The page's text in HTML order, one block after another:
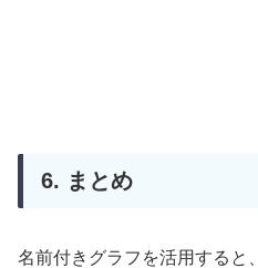
6. まとめ
名前付きグラフを活用すると、